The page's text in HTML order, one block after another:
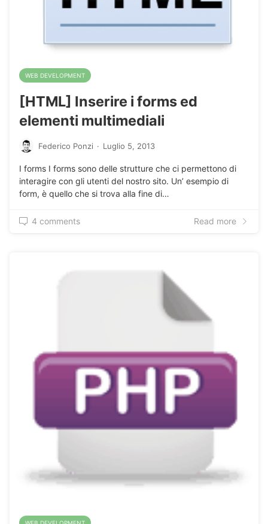
WEB DEVELOPMENT
[HTML] Inserire i forms ed
elementi multimediali
Federico Ponzi · Luglio 5, 2013
I forms I forms sono delle strutture che ci permettono di
interagire con gli utenti del nostro sito. Un’ esempio di
form, è quello che si trova alla fine di…
4 comments Read more